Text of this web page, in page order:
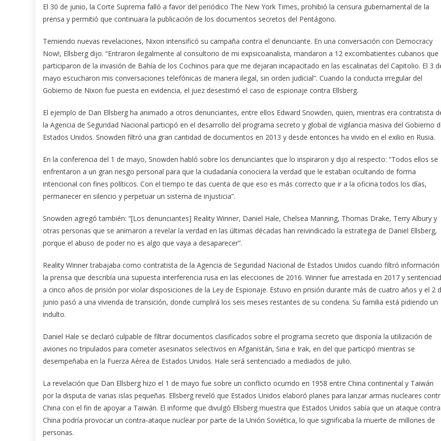
El 30 de junio, la Corte Suprema falló a favor del periódico The New York Times, prohibió la censura gubernamental de la
prensa y permitió que continuara la publicación de los documentos secretos del Pentágono.
Temiendo nuevas revelaciones, Nixon intensificó su campaña contra el denunciante. En una conversación con Democracy
Now!, Ellsberg dijo. “Entraron ilegalmente al consultorio de mi expsicoanalista, mandaron a 12 excombatientes cubanos que
participaron de la invasión de Bahía de los Cochinos para que me dejaran incapacitado en las escalinatas del Capitolio. El 3
mayo escucharon mis conversaciones telefónicas de manera ilegal, sin orden judicial”. Cuando la conducta irregular del
Gobierno de Nixon fue puesta en evidencia, el juez desestimó el caso de espionaje contra Ellsberg.
El ejemplo de Dan Ellsberg ha animado a otros denunciantes, entre ellos Edward Snowden, quien, mientras era contratista
la Agencia de Seguridad Nacional participó en el desarrollo del programa secreto y global de vigilancia masiva del Gobierno
Estados Unidos. Snowden filtró una gran cantidad de documentos en 2013 y desde entonces ha vivido en el exilio en Rusia.
En la conferencia del 1 de mayo, Snowden habló sobre los denunciantes que lo inspiraron y dijo al respecto: “Todos ellos se
enfrentaron a un gran riesgo personal para que la ciudadanía conociera la verdad que le estaban ocultando de forma
intencional con fines políticos. Con el tiempo te das cuenta de que eso es más correcto que ir a la oficina todos los días,
permanecer en silencio y perpetuar un sistema de injusticia”.
Snowden agregó también: “[Los denunciantes] Reality Winner, Daniel Hale, Chelsea Manning, Thomas Drake, Terry Albury y
otras personas que se animaron a revelar la verdad en las últimas décadas han reivindicado la estrategia de Daniel Ellsberg,
porque el abuso de poder no es algo que vaya a desaparecer”.
Reality Winner trabajaba como contratista de la Agencia de Seguridad Nacional de Estados Unidos cuando filtró información
la prensa que describía una supuesta interferencia rusa en las elecciones de 2016. Winner fue arrestada en 2017 y
a cinco años de prisión por violar disposiciones de la Ley de Espionaje. Estuvo en prisión durante más de cuatro años y el 2
junio pasó a una vivienda de transición, donde cumplirá los seis meses restantes de su condena. Su familia está pidiendo un
indulto.
Daniel Hale se declaró culpable de filtrar documentos clasificados sobre el programa secreto que disponía la utilización de
aviones no tripulados para cometer asesinatos selectivos en Afganistán, Siria e Irak, en del que participó mientras se
desempeñaba en la Fuerza Aérea de Estados Unidos. Hale será sentenciado a mediados de julio.
La revelación que Dan Ellsberg hizo el 1 de mayo fue sobre un conflicto ocurrido en 1958 entre China continental y Taiwán
por la disputa de varias islas pequeñas. Ellsberg reveló que Estados Unidos elaboró planes para lanzar armas nucleares
China con el fin de apoyar a Taiwán. El informe que divulgó Ellsberg muestra que Estados Unidos sabía que un ataque contra
China podría provocar un contra-ataque nuclear por parte de la Unión Soviética, lo que significaba la muerte de millones de
personas.